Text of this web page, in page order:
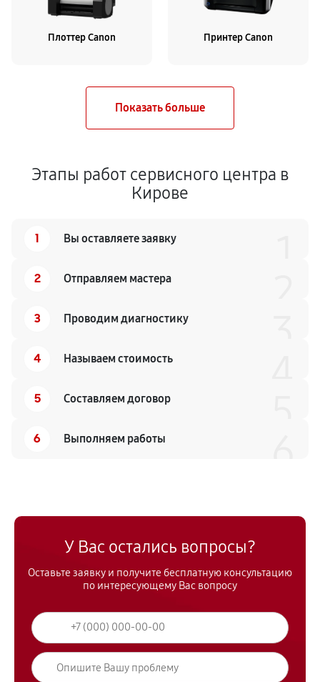
Плоттер Canon Принтер Canon
Этапы работ сервисного центра в
Кирове
1 Вы оставляете заявку
2 Отправляем мастера
3 Проводим диагностику
4 Называем стоимость
5 Составляем договор
6 Выполняем работы
У Вас остались вопросы?
Оставьте заявку и получите бесплатную консультацию
по интересующему Вас вопросу